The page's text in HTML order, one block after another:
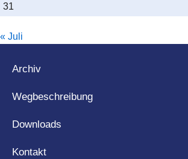
31
« Juli
Archiv
Wegbeschreibung
Downloads
Kontakt